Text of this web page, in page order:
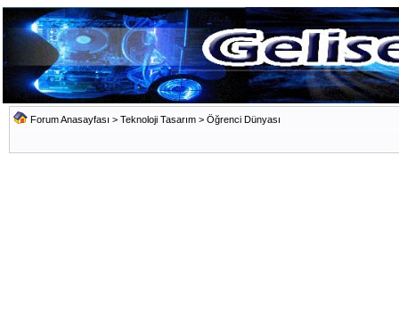
Forum Anasayfası > Teknoloji Tasarım > Öğrenci Dünyası